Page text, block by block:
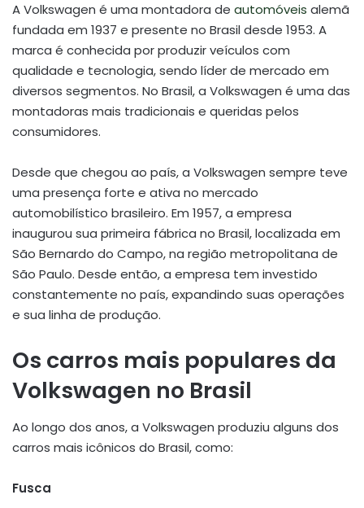
A Volkswagen é uma montadora de automóveis alemã
fundada em 1937 e presente no Brasil desde 1953. A
marca é conhecida por produzir veículos com
qualidade e tecnologia, sendo líder de mercado em
diversos segmentos. No Brasil, a Volkswagen é uma das
montadoras mais tradicionais e queridas pelos
consumidores.
Desde que chegou ao país, a Volkswagen sempre teve
uma presença forte e ativa no mercado
automobilístico brasileiro. Em 1957, a empresa
inaugurou sua primeira fábrica no Brasil, localizada em
São Bernardo do Campo, na região metropolitana de
São Paulo. Desde então, a empresa tem investido
constantemente no país, expandindo suas operações
e sua linha de produção.
Os carros mais populares da
Volkswagen no Brasil
Ao longo dos anos, a Volkswagen produziu alguns dos
carros mais icônicos do Brasil, como:
Fusca